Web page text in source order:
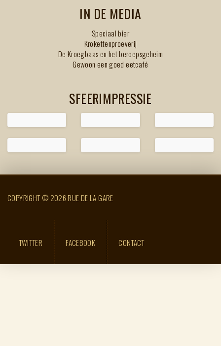
IN DE MEDIA
Speciaal bier
Krokettenproeverij
De Kroegbaas en het beroepsgeheim
Gewoon een goed eetcafé
SFEERIMPRESSIE
COPYRIGHT © 2026 RUE DE LA GARE
TWITTER FACEBOOK CONTACT